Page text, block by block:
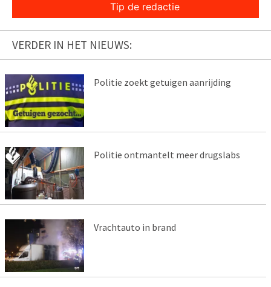
Tip de redactie
VERDER IN HET NIEUWS:
Politie zoekt getuigen aanrijding
Politie ontmantelt meer drugslabs
Vrachtauto in brand